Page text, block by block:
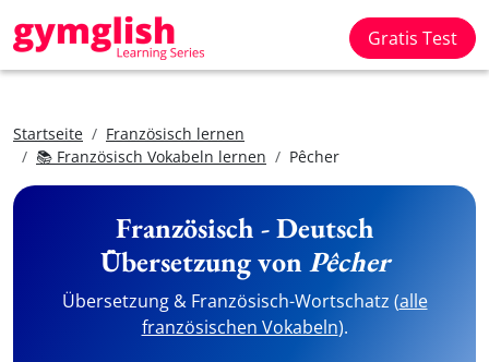
Gratis Test
Startseite
Französisch lernen
📚 Französisch Vokabeln lernen
Pêcher
Französisch - Deutsch
Übersetzung vonPêcher
Übersetzung & Französisch-Wortschatz (alle
französischen Vokabeln).